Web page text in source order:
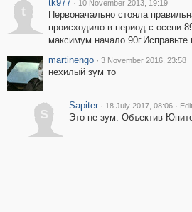
t
tk977 · 10 November 2013, 19:19
Первоначально стояла
происходило в период с осени
максимум начало
martinengo · 3 November 2016, 23:58
нехилый зум то
S
Sapiter · 18 July 2017, 08:06 ·
Это не зум. Объектив